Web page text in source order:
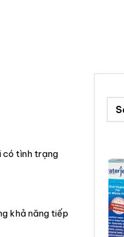
có tình trạng
khả năng tiếp